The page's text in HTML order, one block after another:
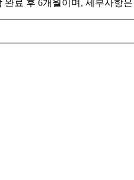
료 후 6개월이며, 세부사항은